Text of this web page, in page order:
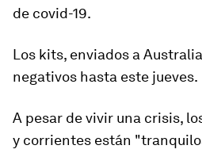
de covid-19.
Los kits, enviados a
negativos hasta este jueves.
A pesar de vivir una crisis,
y corrientes están